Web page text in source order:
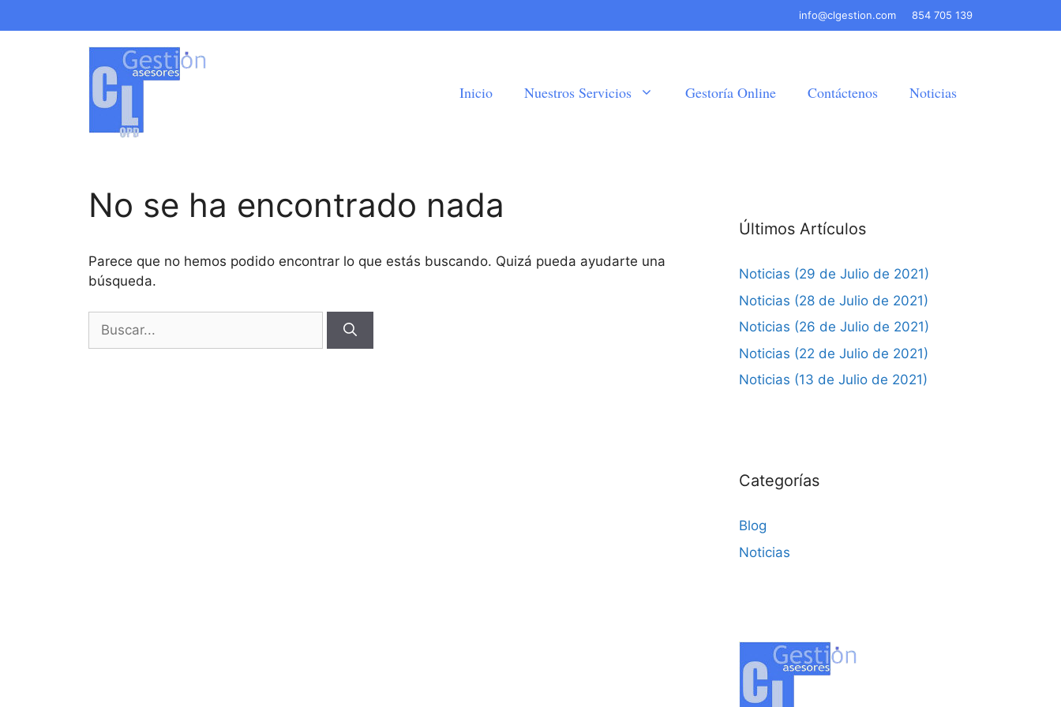
al
info@clgestion.com 854 705 139
Inicio Nuestros Servicios Gestoría Online Contáctenos Noticias
No se ha encontrado nada
Parece que no hemos podido encontrar lo que estás buscando. Quizá pueda ayudarte una
búsqueda.
Últimos Artículos
Noticias (29 de Julio de 2021)
Noticias (28 de Julio de 2021)
Noticias (26 de Julio de 2021)
Noticias (22 de Julio de 2021)
Noticias (13 de Julio de 2021)
Categorías
Blog
Noticias